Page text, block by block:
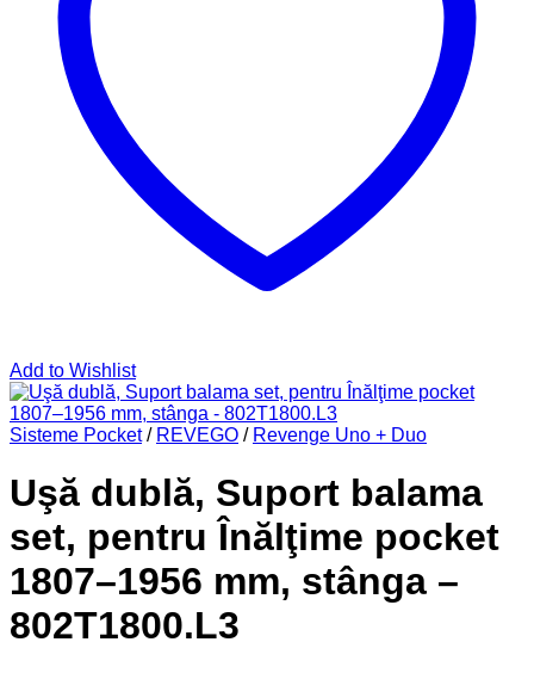
Add to Wishlist
Sisteme Pocket / REVEGO / Revenge Uno + Duo
Uşă dublă, Suport balama
set, pentru Înălţime pocket
1807–1956 mm, stânga –
802T1800.L3